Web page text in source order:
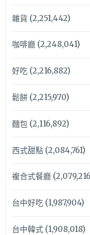
雜貨 (2,251,442)
咖啡廳(2,248,041)
好吃(2,216,882)
鬆餅(2,215,970)
麵包(2,116,892)
西式甜點(2,084,761)
複合式餐廳
台中好吃(1,987,904)
台中韓式(1,908,018)